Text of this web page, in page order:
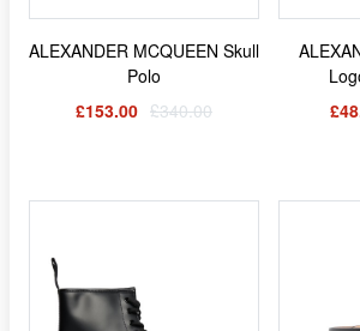
ALEXANDER MCQUEEN Skull
Polo
£153.00 £340.00